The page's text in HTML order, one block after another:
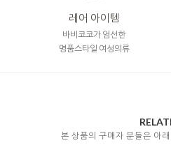
레어 아이템
바비코코가 엄선한
명품스타일 여성의류
본 상품의 구매자 분들은 아